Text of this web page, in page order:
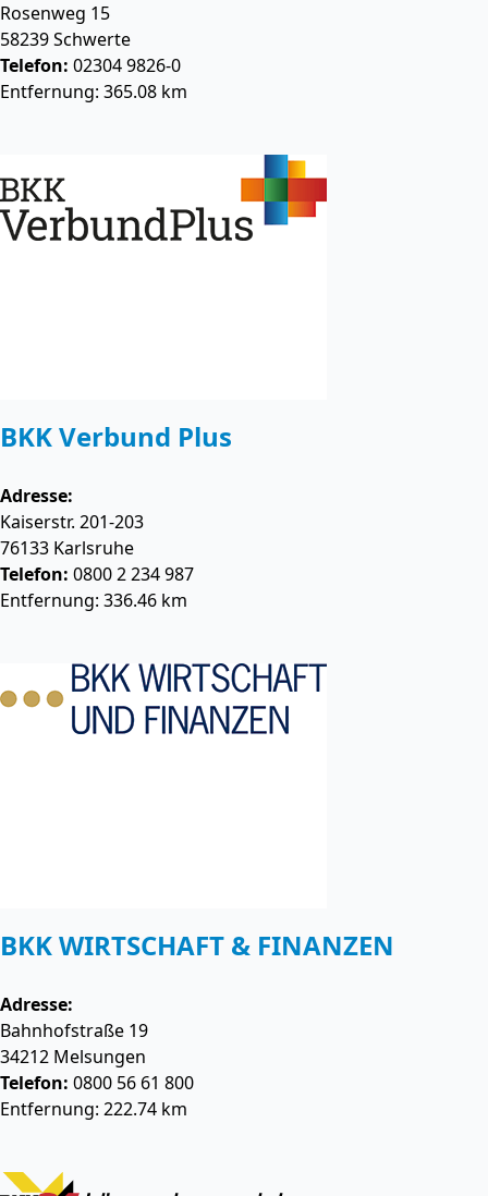
Rosenweg 15
58239Schwerte
Telefon: 02304 9826-0
Entfernung: 365.08 km
BKK Verbund Plus
Adresse:
Kaiserstr. 201-203
76133 Karlsruhe
Telefon: 0800 2 234 987
Entfernung: 336.46 km
BKK WIRTSCHAFT & FINANZEN
Adresse:
Bahnhofstraße 19
34212 Melsungen
Telefon: 0800 56 61 800
Entfernung: 222.74 km